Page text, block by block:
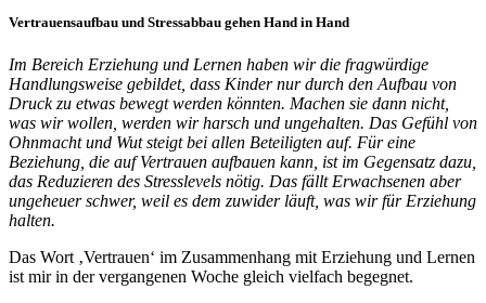
Vertrauensaufbau und Stressabbau gehen Hand in Hand
Im Bereich Erziehung und Lernen haben wir die fragwürdige
Handlungsweise gebildet, dass Kinder nur durch den Aufbau von
Druck zu etwas bewegt werden könnten. Machen sie dann nicht,
was wir wollen, werden wir harsch und ungehalten. Das Gefühl von
Ohnmacht und Wut steigt bei allen Beteiligten auf. Für eine
Beziehung, die auf Vertrauen aufbauen kann, ist im Gegensatz dazu,
das Reduzieren des Stresslevels nötig. Das fällt Erwachsenen aber
ungeheuer schwer, weil es dem zuwider läuft, was wir für Erziehung
halten.
Das Wort ‚Vertrauen‘ im Zusammenhang mit Erziehung und Lernen
ist mir in der vergangenen Woche gleich vielfach begegnet.